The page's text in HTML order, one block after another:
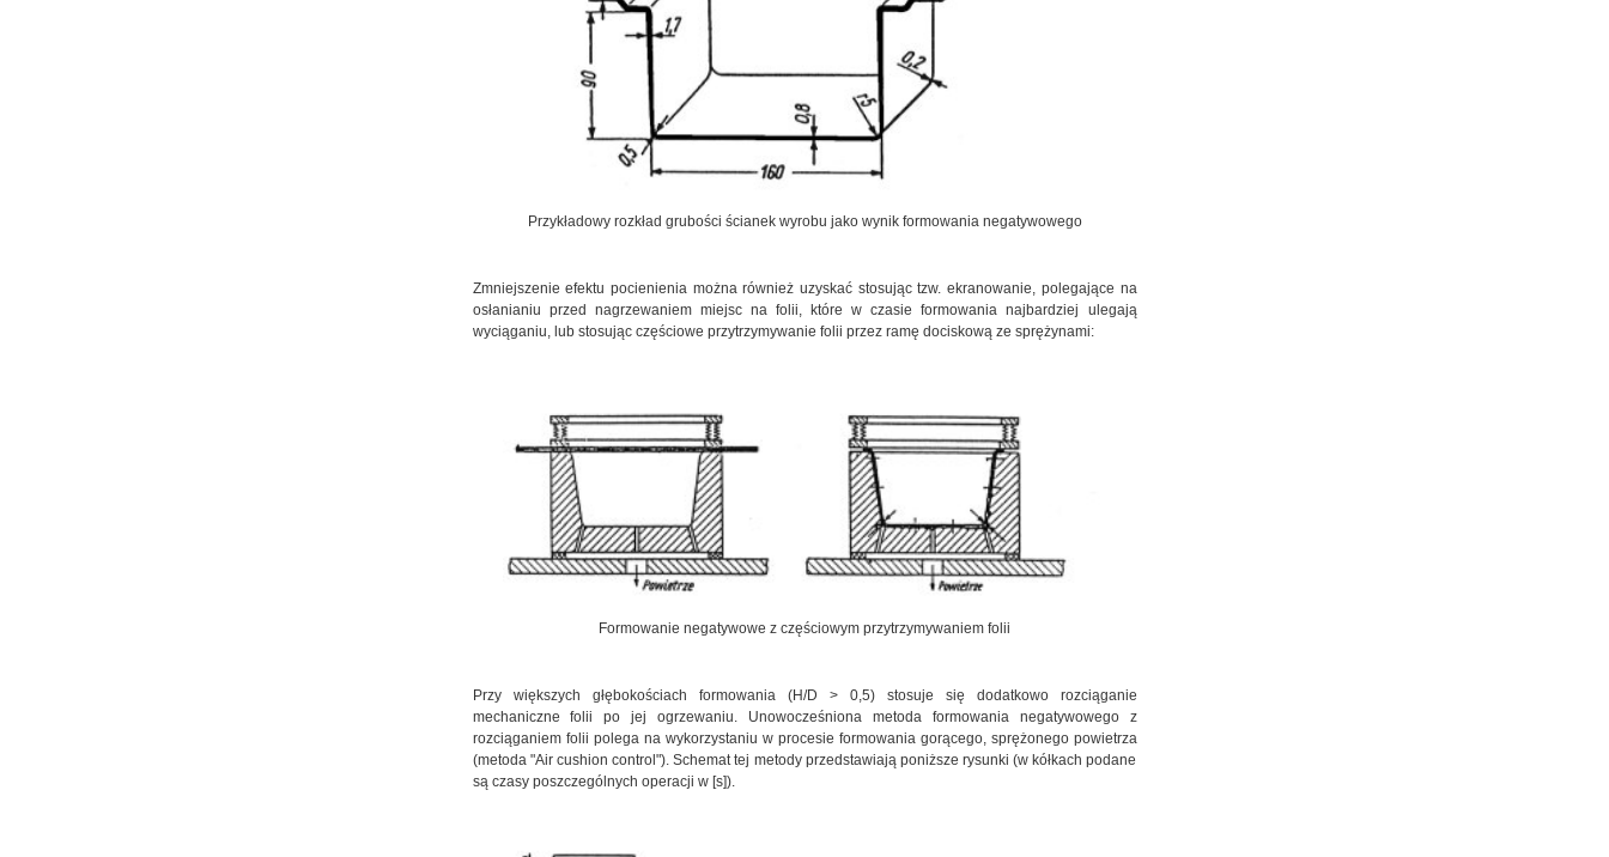
Przykładowy rozkład grubości ścianek wyrobu jako wynik formowania negatywowego
Zmniejszenie efektu pocienienia można również uzyskać stosując tzw. ekranowanie, polegające na
osłanianiu przed nagrzewaniem miejsc na folii, które w czasie formowania najbardziej ulegają
wyciąganiu, lub stosując częściowe przytrzymywanie folii przez ramę dociskową ze sprężynami:
Formowanie negatywowe z częściowym przytrzymywaniem folii
Przy większych głębokościach formowania (H/D > 0,5) stosuje się dodatkowo rozciąganie
mechaniczne folii po jej ogrzewaniu. Unowocześniona metoda formowania negatywowego z
rozciąganiem folii polega na wykorzystaniu w procesie formowania gorącego, sprężonego powietrza
(metoda "Air cushion control"). Schemat tej metody przedstawiają poniższe rysunki (w kółkach podane
są czasy poszczególnych operacji w [s]).